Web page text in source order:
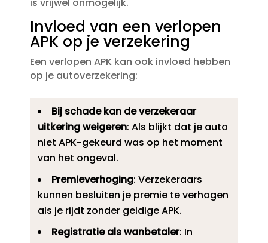
is vrijwel onmogelijk.​
Invloed van een verlopen
APK op je verzekering
Een verlopen APK kan ook invloed hebben
op je autoverzekering:
Bij schade kan de verzekeraar
uitkering weigeren: Als blijkt dat je auto
niet APK-gekeurd was op het moment
van het ongeval.​
Premieverhoging: Verzekeraars
kunnen besluiten je premie te verhogen
als je rijdt zonder geldige APK.​
Registratie als wanbetaler: In